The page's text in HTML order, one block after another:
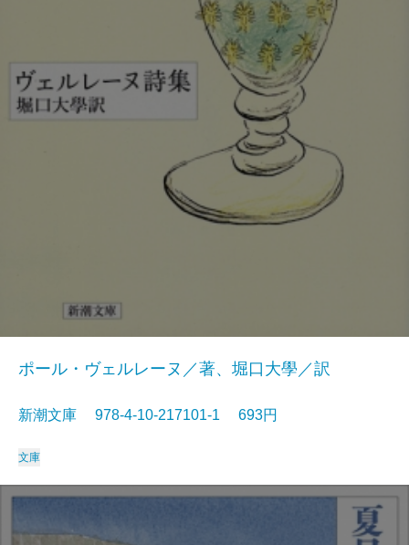
ポール・ヴェルレーヌ／著、堀口大學／訳
新潮文庫 978-4-10-217101-1 693円
文庫